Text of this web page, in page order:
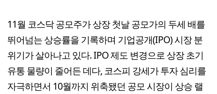
11월 코스닥 공모주가 상장 첫날 공모가의 두세 배를
뛰어넘는 상승률을 기록하며 기업공개(IPO) 시장 분
위기가 살아나고 있다. IPO 제도 변경으로 상장 초기
유통 물량이 줄어든 데다, 코스피 강세가 투자 심리를
자극하면서 10월까지 위축됐던 공모 시장이 상승 랠